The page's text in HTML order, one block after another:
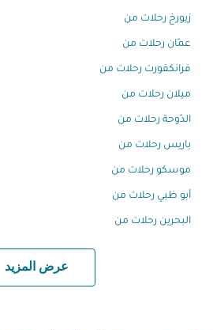
زيورخ رحلات من
عمّان رحلات من
فرانكفورت رحلات من
ميلان رحلات من
الدّوحة رحلات من
باريس رحلات من
موسكو رحلات من
أبو ظبي رحلات من
البحرين رحلات من
عرض المزيد